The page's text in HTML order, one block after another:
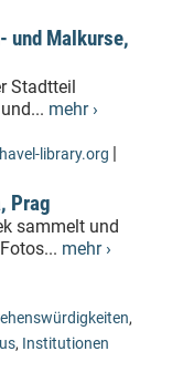
und Malkurse,
Stadtteil
mehr ›
library.org |
Prag
sammelt und
mehr ›
,
, Institutionen